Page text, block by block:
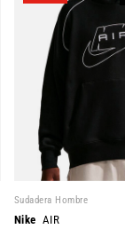
Sudadera Hombre
Nike AIR